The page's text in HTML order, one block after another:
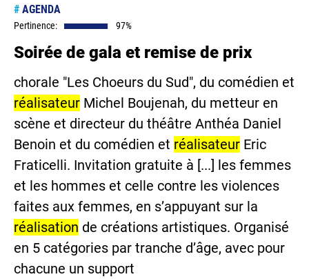
# AGENDA
Pertinence: 97%
Soirée de gala et remise de prix
chorale "Les Choeurs du Sud", du comédien et
réalisateur Michel Boujenah, du metteur en
scène et directeur du théâtre Anthéa Daniel
Benoin et du comédien et réalisateur Eric
Fraticelli. Invitation gratuite à [...] les femmes
et les hommes et celle contre les violences
faites aux femmes, en s’appuyant sur la
réalisation de créations artistiques. Organisé
en 5 catégories par tranche d’âge, avec pour
chacune un support